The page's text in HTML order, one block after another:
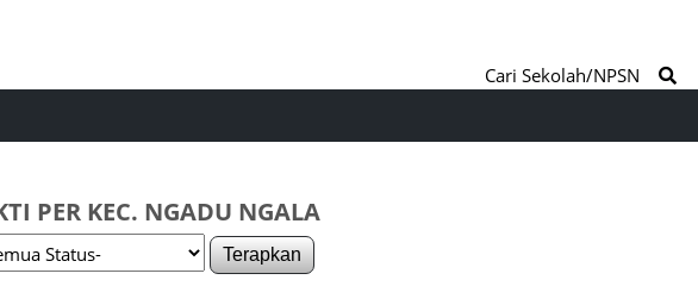
Cari Sekolah/NPSN
PER KEC. NGADU NGALA
Terapkan